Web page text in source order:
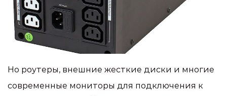
Но роутеры, внешние жесткие диски и многие
современные мониторы для подключения к